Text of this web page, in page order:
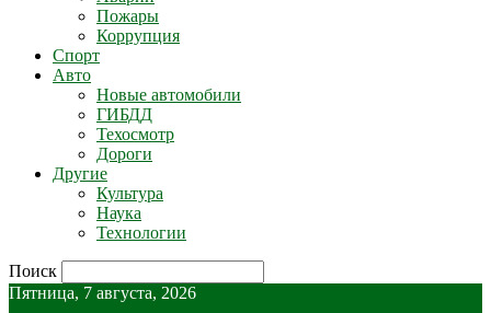
Пожары
Коррупция
Спорт
Авто
Новые автомобили
ГИБДД
Техосмотр
Дороги
Другие
Культура
Наука
Технологии
Поиск
Пятница, 7 августа, 2026